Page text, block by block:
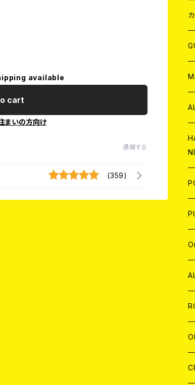
available
cart
まいの方向け
通報する
(359)
CD
CD
CD